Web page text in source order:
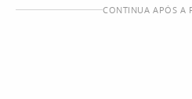
CONTINUA APÓS A